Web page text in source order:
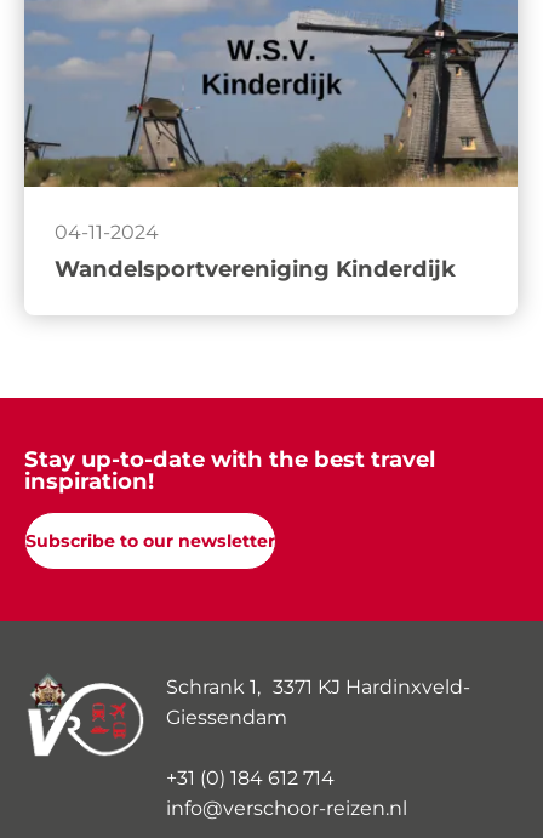
04-11-2024
Wandelsportvereniging Kinderdijk
Stay up-to-date with the best travel
inspiration!
Subscribe to our newsletter
Schrank 1, 3371 KJ Hardinxveld-
Giessendam
+31 (0) 184 612 714
info@verschoor-reizen.nl